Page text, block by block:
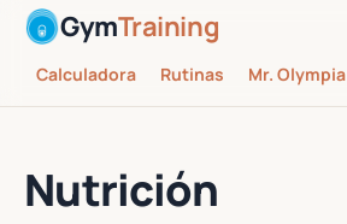
GymTraining
Calculadora Rutinas Mr. Olympia
Nutrición